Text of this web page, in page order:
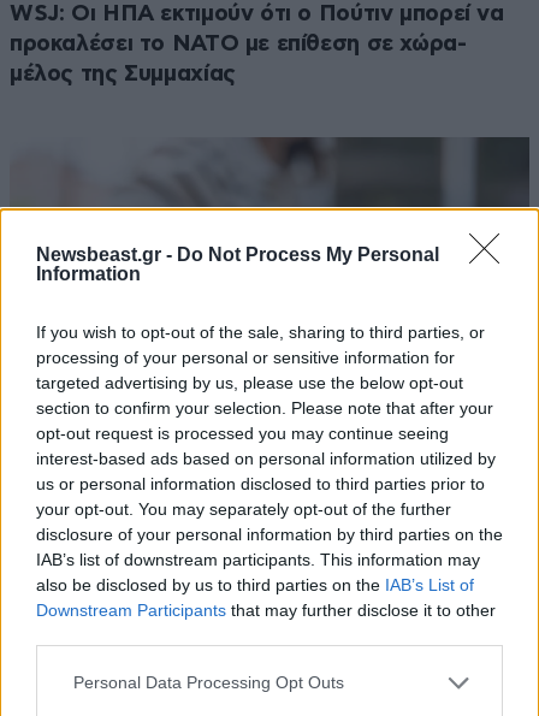
Newsbeast.gr - Do Not Process My Personal
Information
If you wish to opt-out of the sale, sharing to third parties, or
processing of your personal or sensitive information for
targeted advertising by us, please use the below opt-out
section to confirm your selection. Please note that after your
opt-out request is processed you may continue seeing
interest-based ads based on personal information utilized by
us or personal information disclosed to third parties prior to
your opt-out. You may separately opt-out of the further
disclosure of your personal information by third parties on the
IAB’s list of downstream participants. This information may
also be disclosed by us to third parties on the IAB’s List of
Downstream Participants that may further disclose it to other
Please note that this website/app uses one or more Google
Personal Data Processing Opt Outs
WSJ: Οι ΗΠΑ εκτιμούν ότι ο Πούτιν μπορεί να
προκαλέσει το ΝΑΤΟ με επίθεση σε χώρα-
μέλος της Συμμαχίας
Ανομβρία στο Πουέρτο Ρίκο: Από την
Παρασκευή ξεκινά η διανομή νερού με δελτίο